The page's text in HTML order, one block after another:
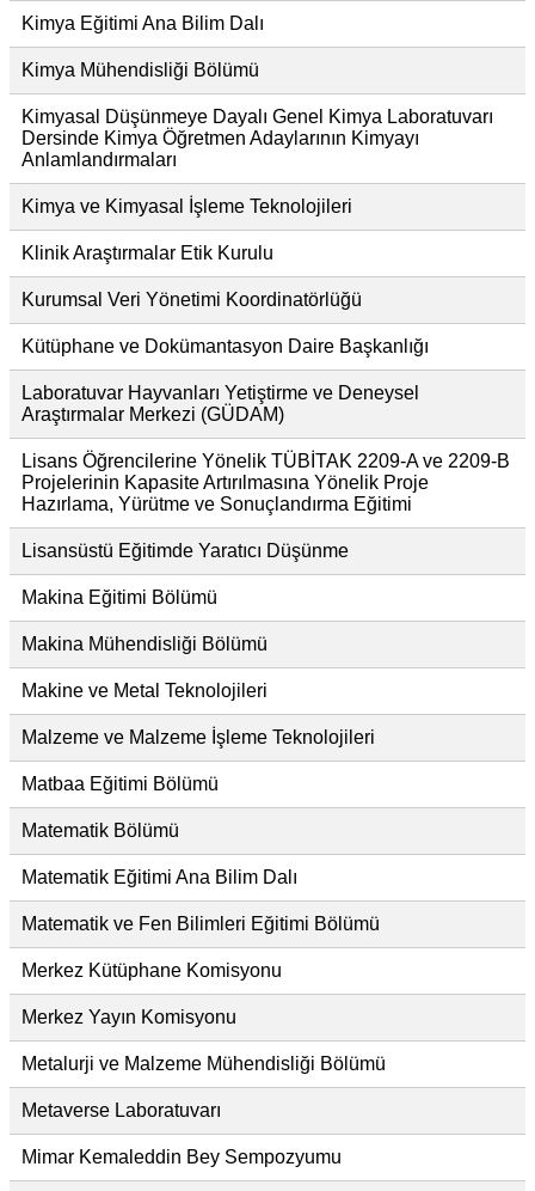
Kimya Eğitimi Ana Bilim Dalı
Kimya Mühendisliği Bölümü
Kimyasal Düşünmeye Dayalı Genel Kimya Laboratuvarı
Dersinde Kimya Öğretmen Adaylarının Kimyayı
Anlamlandırmaları
Kimya ve Kimyasal İşleme Teknolojileri
Klinik Araştırmalar Etik Kurulu
Kurumsal Veri Yönetimi Koordinatörlüğü
Kütüphane ve Dokümantasyon Daire Başkanlığı
Laboratuvar Hayvanları Yetiştirme ve Deneysel
Araştırmalar Merkezi (GÜDAM)
Lisans Öğrencilerine Yönelik TÜBİTAK 2209-A ve 2209-B
Projelerinin Kapasite Artırılmasına Yönelik Proje
Hazırlama, Yürütme ve Sonuçlandırma Eğitimi
Lisansüstü Eğitimde Yaratıcı Düşünme
Makina Eğitimi Bölümü
Makina Mühendisliği Bölümü
Makine ve Metal Teknolojileri
Malzeme ve Malzeme İşleme Teknolojileri
Matbaa Eğitimi Bölümü
Matematik Bölümü
Matematik Eğitimi Ana Bilim Dalı
Matematik ve Fen Bilimleri Eğitimi Bölümü
Merkez Kütüphane Komisyonu
Merkez Yayın Komisyonu
Metalurji ve Malzeme Mühendisliği Bölümü
Metaverse Laboratuvarı
Mimar Kemaleddin Bey Sempozyumu